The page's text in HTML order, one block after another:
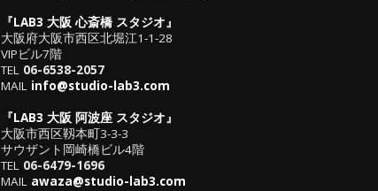
『LAB3 大阪 心斎橋 スタジオ』
大阪府大阪市西区北堀江1-1-28
VIPビル7階
TEL 06-6538-2057
MAIL info@studio-lab3.com
『LAB3 大阪 阿波座 スタジオ』
大阪市西区靱本町3-3-3
サウザント岡崎橋ビル4階
TEL 06-6479-1696
MAIL awaza@studio-lab3.com